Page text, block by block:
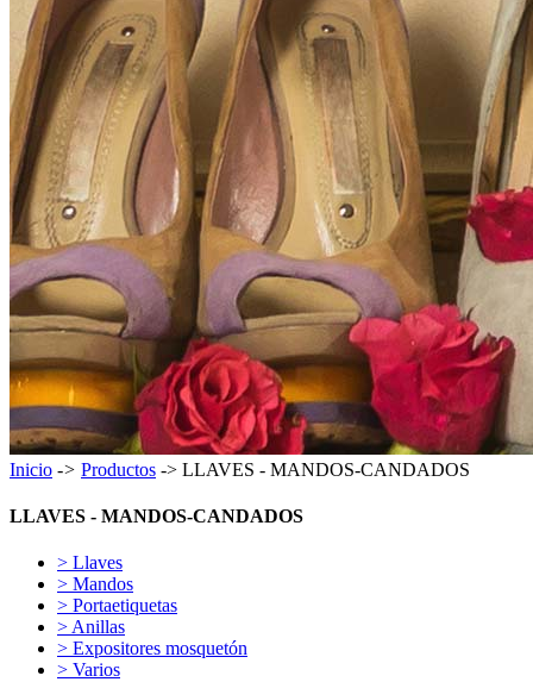
Inicio -> Productos -> LLAVES - MANDOS-CANDADOS
LLAVES - MANDOS-CANDADOS
> Llaves
> Mandos
> Portaetiquetas
> Anillas
> Expositores mosquetón
> Varios